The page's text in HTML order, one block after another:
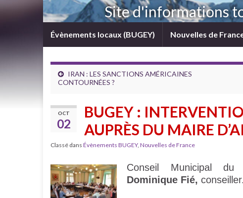
Site d'informations
Évènements locaux (BUGEY) Nouvelles de
IRAN : LES SANCTIONS AMÉRICAINES
CONTOURNÉES ?
OCT
02
BUGEY :
AUPRÈS DU MAIRE
Classé dans Évènements BUGEY, Nouvelles de France
Conseil Municipal du
Dominique Fié, conseiller.